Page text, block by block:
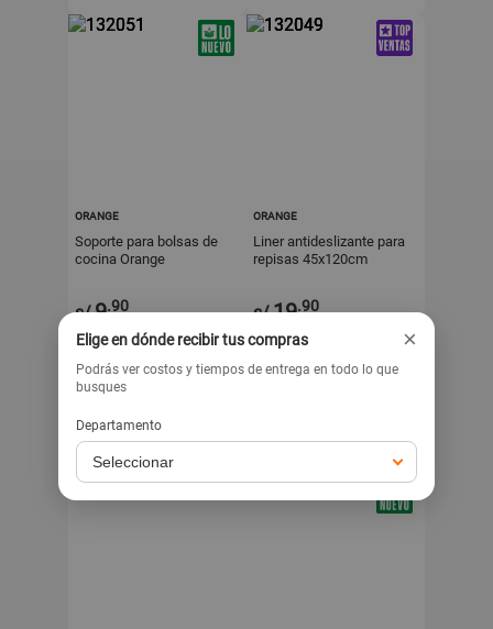
ORANGE
Soporte para bolsas de
cocina Orange
s/9.90
ORANGE
Liner antideslizante para
repisas 45x120cm
s/19.90
Elige en dónde recibir tus compras ×
Podrás ver costos y tiempos de entrega en todo lo que
busques
Departamento